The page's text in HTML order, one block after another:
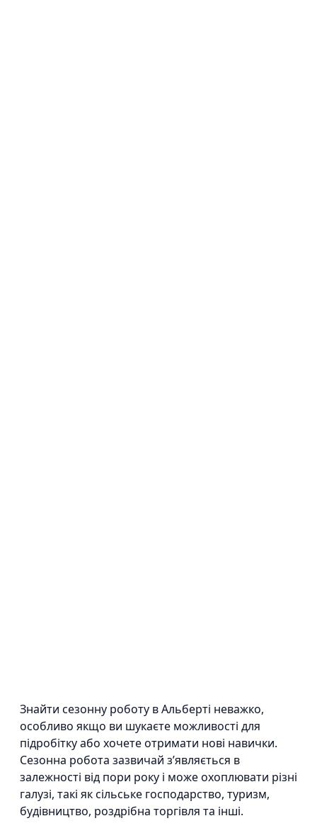
Знайти сезонну роботу в Альберті неважко,
особливо якщо ви шукаєте можливості для
підробітку або хочете отримати нові навички.
Сезонна робота зазвичай з’являється в
залежності від пори року і може охоплювати різні
галузі, такі як сільське господарство, туризм,
будівництво, роздрібна торгівля та інші.